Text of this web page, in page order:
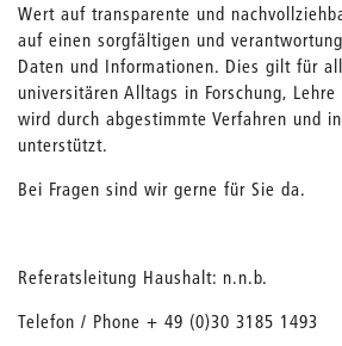
Wert auf transparente und
auf einen sorgfältigen und
Daten und Informationen. Dies gilt für
universitären Alltags in Forschung,
wird durch abgestimmte Verfahren und
unterstützt.
Bei Fragen sind wir gerne für Sie da.
Referatsleitung Haushalt: n.n.b.
Telefon / Phone + 49 (0)30 3185 1493